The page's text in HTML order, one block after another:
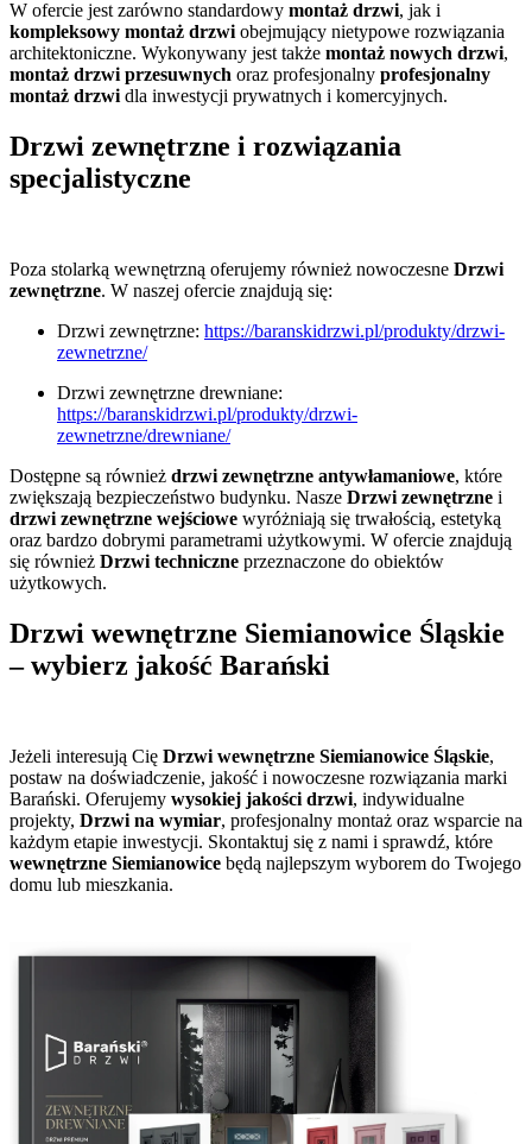
W ofercie jest zarówno standardowy montaż drzwi, jak i
kompleksowy montaż drzwi obejmujący nietypowe rozwiązania
architektoniczne. Wykonywany jest także montaż nowych drzwi,
montaż drzwi przesuwnych oraz profesjonalny profesjonalny
montaż drzwi dla inwestycji prywatnych i komercyjnych.
Drzwi zewnętrzne i rozwiązania
specjalistyczne
Poza stolarką wewnętrzną oferujemy również nowoczesne Drzwi
zewnętrzne. W naszej ofercie znajdują się:
Drzwi zewnętrzne: https://baranskidrzwi.pl/produkty/drzwi-
zewnetrzne/
Drzwi zewnętrzne drewniane:
https://baranskidrzwi.pl/produkty/drzwi-
zewnetrzne/drewniane/
Dostępne są również drzwi zewnętrzne antywłamaniowe, które
zwiększają bezpieczeństwo budynku. Nasze Drzwi zewnętrzne i
drzwi zewnętrzne wejściowe wyróżniają się trwałością, estetyką
oraz bardzo dobrymi parametrami użytkowymi. W ofercie znajdują
się również Drzwi techniczne przeznaczone do obiektów
użytkowych.
Drzwi wewnętrzne Siemianowice Śląskie
– wybierz jakość Barański
Jeżeli interesują Cię Drzwi wewnętrzne Siemianowice Śląskie,
postaw na doświadczenie, jakość i nowoczesne rozwiązania marki
Barański. Oferujemy wysokiej jakości drzwi, indywidualne
projekty, Drzwi na wymiar, profesjonalny montaż oraz wsparcie na
każdym etapie inwestycji. Skontaktuj się z nami i sprawdź, które
wewnętrzne Siemianowice będą najlepszym wyborem do Twojego
domu lub mieszkania.